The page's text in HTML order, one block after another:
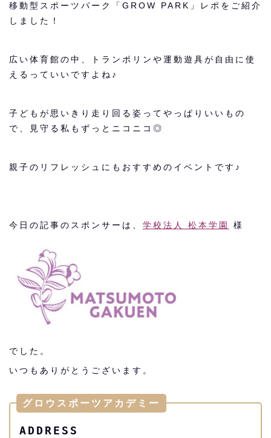
移動型スポーツパーク「GROW PARK」レポをご紹介
しました！
広い体育館の中、トランポリンや運動遊具が自由に使
えるっていいですよね♪
子どもが思いきり走り回る姿ってやっぱりいいもの
で、見守る私もずっとニコニコ◎
親子のリフレッシュにもおすすめのイベントです♪
今日の記事のスポンサーは、 学校法人 松本学園 様
でした。
いつもありがとうございます。
グロウスポーツアカデミー
ADDRESS